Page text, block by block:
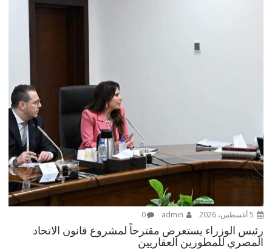
0
رئيس الوزراء يستعرض مقترحاً لمشروع قانون الاتحاد
المصري للمطورين العقاريين